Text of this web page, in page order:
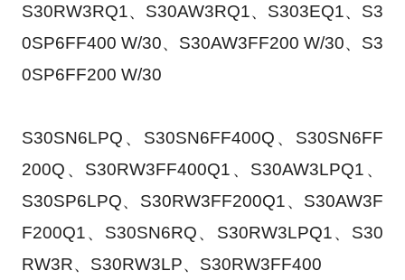
S30RW3RQ1、S30AW3RQ1、S303EQ1、S3
0SP6FF400 W/30、S30AW3FF200 W/30、S3
0SP6FF200 W/30
S30SN6LPQ、S30SN6FF400Q、S30SN6FF
200Q、S30RW3FF400Q1、S30AW3LPQ1、
S30SP6LPQ、S30RW3FF200Q1、S30AW3F
F200Q1、S30SN6RQ、S30RW3LPQ1、S30
RW3R、S30RW3LP、S30RW3FF400